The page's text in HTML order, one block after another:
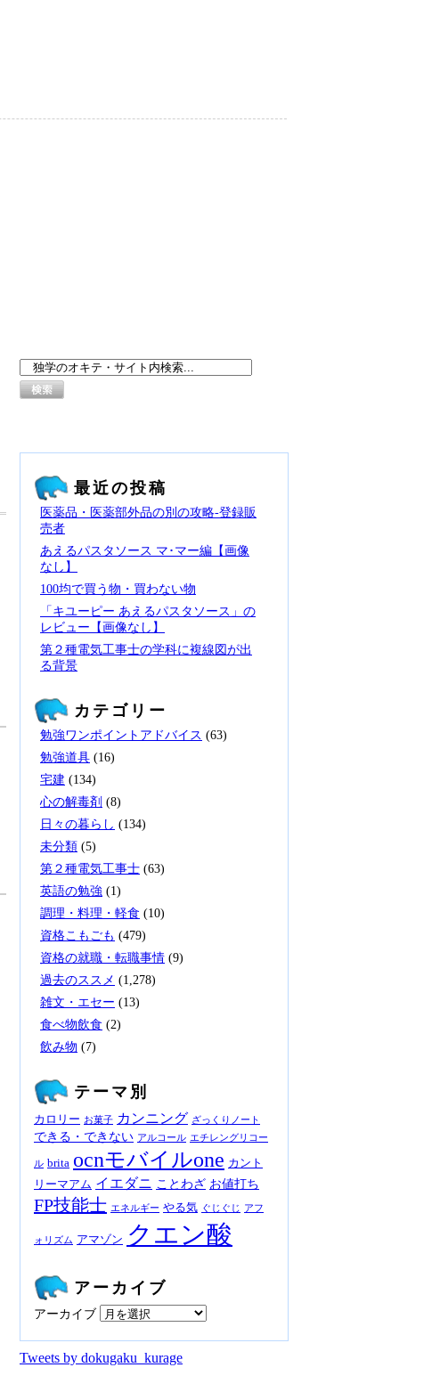
最近の投稿
医薬品・医薬部外品の別の攻略‐登録販
売者
あえるパスタソース マ･マー編【画像
なし】
100均で買う物・買わない物
「キユーピー あえるパスタソース」の
レビュー【画像なし】
第２種電気工事士の学科に複線図が出
る背景
カテゴリー
勉強ワンポイントアドバイス (63)
勉強道具 (16)
宅建 (134)
心の解毒剤 (8)
日々の暮らし (134)
未分類 (5)
第２種電気工事士 (63)
英語の勉強 (1)
調理・料理・軽食 (10)
資格こもごも (479)
資格の就職・転職事情 (9)
過去のススメ (1,278)
雑文・エセー (13)
食べ物飲食 (2)
飲み物 (7)
テーマ別
カロリー お菓子 カンニング ざっくりノート
できる・できない アルコール エチレングリコー
ル brita ocnモバイルone カント
リーマアム イエダニ ことわざ お値打ち
FP技能士 エネルギー やる気 ぐじぐじ アフ
ォリズム アマゾン クエン酸
アーカイブ
アーカイブ
Tweets by dokugaku_kurage